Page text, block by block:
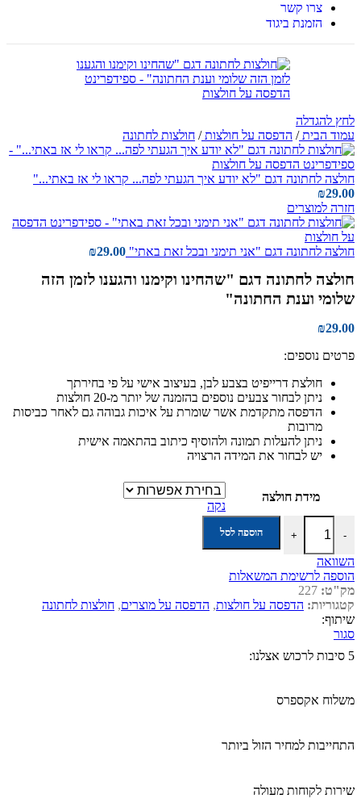
צרו קשר
הזמנת ביגוד
לחץ להגדלה
עמוד הבית/ הדפסה על חולצות/ חולצות לחתונה
חולצה לחתונה דגם "לא יודע איך הגעתי לפה... קראו לי אז באתי..."
₪29.00
חזרה למוצרים
חולצה לחתונה דגם "אני תימני ובכל זאת באתי" ₪29.00
חולצה לחתונה דגם "שהחינו וקימנו והגענו לזמן הזה
שלומי וענת החתונה"
₪29.00
פרטים נוספים:
חולצת דרייפיט בצבע לבן, בעיצוב אישי על פי בחירתך
ניתן לבחור צבעים נוספים בהזמנה של יותר מ-20 חולצות
הדפסה מתקדמת אשר שומרת על איכות גבוהה גם לאחר כביסות
מרובות
ניתן להעלות תמונה ולהוסיף כיתוב בהתאמה אישית
יש לבחור את המידה הרצויה
מידת חולצה
נקה
-
+ הוספה לסל
השוואה
הוספה לרשימת המשאלות
מק"ט: 227
קטגוריות: הדפסה על חולצות, הדפסה על מוצרים, חולצות לחתונה
שיתוף:
סגור
5 סיבות לרכוש אצלנו:
משלוח אקספרס
התחייבות למחיר הזול ביותר
שירות לקוחות מעולה